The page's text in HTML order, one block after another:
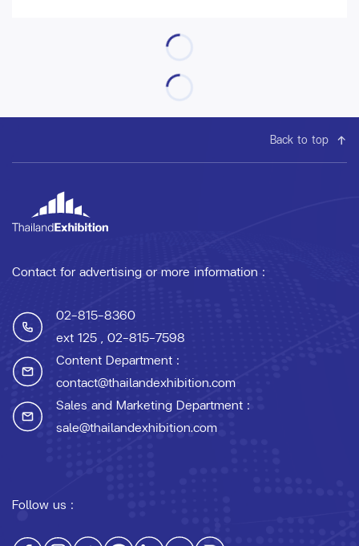
Back to top
Contact for advertising or more information :
02-815-8360
ext 125 , 02-815-7598
Content Department :
contact@thailandexhibition.com
Sales and Marketing Department :
sale@thailandexhibition.com
Follow us :